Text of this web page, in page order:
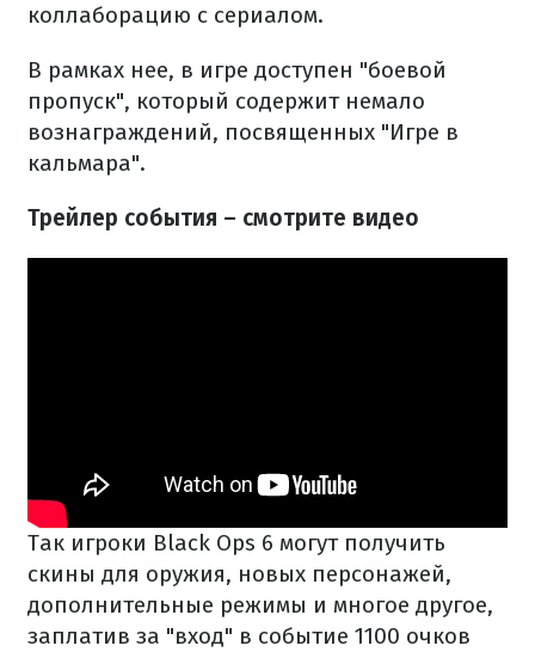
коллаборацию с сериалом.
В рамках нее, в игре доступен "боевой
пропуск", который содержит немало
вознаграждений, посвященных "Игре в
кальмара".
Трейлер события – смотрите видео
Так игроки Black Ops 6 могут получить
скины для оружия, новых персонажей,
дополнительные режимы и многое другое,
заплатив за "вход" в событие 1100 очков